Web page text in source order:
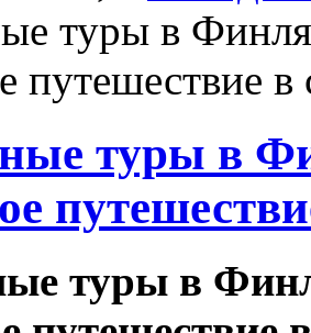
туры в
путешествие в
туры в
туры в